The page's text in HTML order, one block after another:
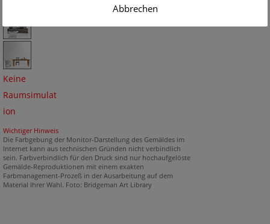
Keine
Raumsimulat
ion
Wichtiger Hinweis
Die Farbgebung der Monitor-Darstellung des Gemäldes im
Internet kann aus technischen Gründen nicht verbindlich
sein. Farbverbindlich für den Druck sind nur hochaufgelöste
Gemälde-Reproduktionen mit einem exakten
Farbmanagement-Prozeß in der Ausarbeitung auf dem
Material Ihrer Wahl. Foto: Bridgeman Art Library
Abbrechen